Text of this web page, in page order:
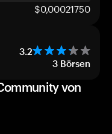
$0,00021750
3.2
3 Börsen
von